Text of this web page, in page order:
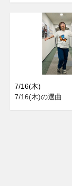
7/16(木)
7/16(木)の選曲